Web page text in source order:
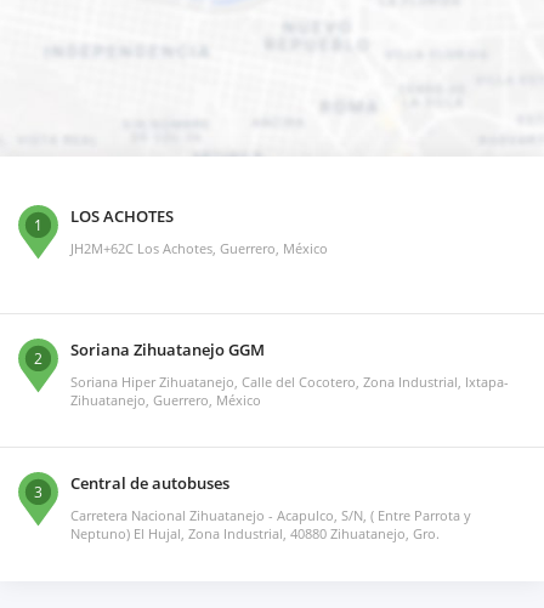
1 LOS ACHOTES
JH2M+62C Los Achotes, Guerrero, México
2 Soriana Zihuatanejo GGM
Soriana Hiper Zihuatanejo, Calle del Cocotero, Zona Industrial, Ixtapa-
Zihuatanejo, Guerrero, México
3 Central de autobuses
Carretera Nacional Zihuatanejo - Acapulco, S/N, ( Entre Parrota y
Neptuno) El Hujal, Zona Industrial, 40880 Zihuatanejo, Gro.